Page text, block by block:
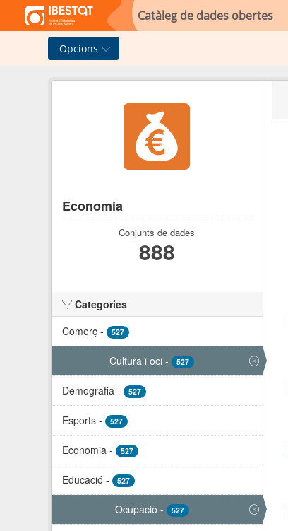
Skip to main content
Catàleg de dades obertes
Opcions
Economia
Conjunts de dades
888
Categories
Comerç - 527
Cultura i oci - 527
Demografia - 527
Esports - 527
Economia - 527
Educació - 527
Ocupació - 527